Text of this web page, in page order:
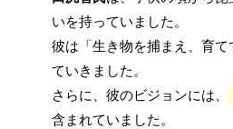
いを持っていました。
彼は「生き物を捕まえ、育
ていきました。
さらに、彼のビジョンには、
含まれていました。